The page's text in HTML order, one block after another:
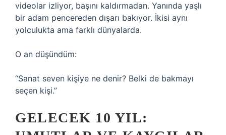
videolar izliyor, başını kaldırmadan. Yanında yaşlı
bir adam pencereden dışarı bakıyor. İkisi aynı
yolculukta ama farklı dünyalarda.
O an düşündüm:
“Sanat seven kişiye ne denir? Belki de bakmayı
seçen kişi.”
GELECEK 10 YIL: